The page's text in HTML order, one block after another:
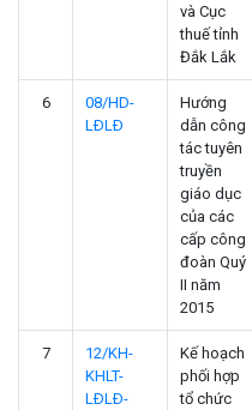
và Cục
thuế tỉnh
Đắk Lắk
6
08/HD-
LÐLÐ
Hướng
dẫn công
tác tuyên
truyền
giáo dục
của các
cấp công
đoàn Quý
II năm
2015
7
12/KH-
KHLT-
LÐLÐ-
Kế hoạch
phối hợp
tổ chức